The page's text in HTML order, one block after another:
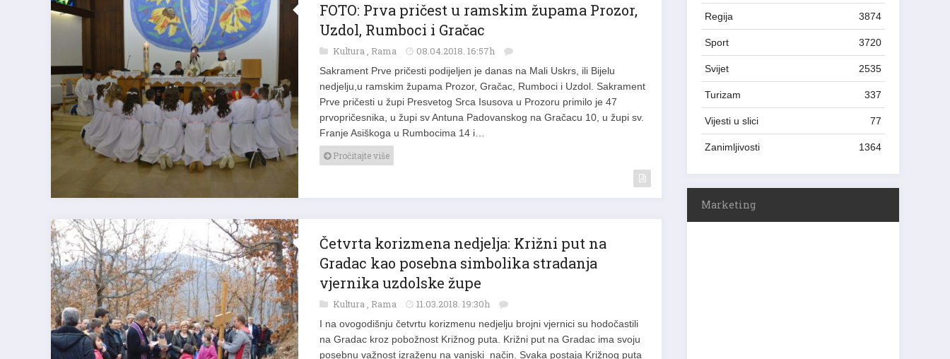
FOTO: Prva pričest u ramskim župama Prozor,
Uzdol, Rumboci i Gračac
Kultura , Rama 08.04.2018. 16:57h
Sakrament Prve pričesti podijeljen je danas na Mali Uskrs, ili Bijelu
nedjelju,u ramskim župama Prozor, Gračac, Rumboci i Uzdol. Sakrament
Prve pričesti u župi Presvetog Srca Isusova u Prozoru primilo je 47
prvopričesnika, u župi sv Antuna Padovanskog na Gračacu 10, u župi sv.
Franje Asiškoga u Rumbocima 14 i…
Pročitajte više
Četvrta korizmena nedjelja: Križni put na
Gradac kao posebna simbolika stradanja
vjernika uzdolske župe
Kultura , Rama 11.03.2018. 19:30h
I na ovogodišnju četvrtu korizmenu nedjelju brojni vjernici su hodočastili
na Gradac kroz pobožnost Križnog puta. Križni put na Gradac ima svoju
posebnu važnost izraženu na vanjski način. Svaka postaja Križnog puta
Regija 3874
Sport 3720
Svijet 2535
Turizam 337
Vijesti u slici 77
Zanimljivosti 1364
Marketing